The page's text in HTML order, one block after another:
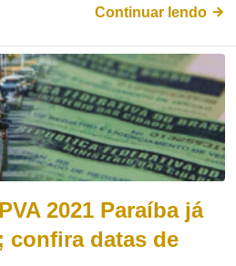
Continuar lendo
2021 Paraíba já
confira datas de